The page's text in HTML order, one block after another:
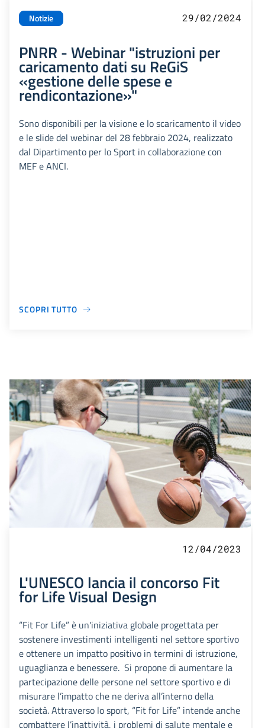
Notizie 29/02/2024
PNRR - Webinar "istruzioni per
caricamento dati su ReGiS
«gestione delle spese e
rendicontazione»"
Sono disponibili per la visione e lo scaricamento il video
e le slide del webinar del 28 febbraio 2024, realizzato
dal Dipartimento per lo Sport in collaborazione con
MEF e ANCI.
SCOPRI TUTTO
12/04/2023
L'UNESCO lancia il concorso Fit
for Life Visual Design
“Fit For Life” è un'iniziativa globale progettata per
sostenere investimenti intelligenti nel settore sportivo
e ottenere un impatto positivo in termini di istruzione,
uguaglianza e benessere. Si propone di aumentare la
partecipazione delle persone nel settore sportivo e di
misurare l’impatto che ne deriva all’interno della
società. Attraverso lo sport, “Fit for Life” intende anche
combattere l’inattività, i problemi di salute mentale e